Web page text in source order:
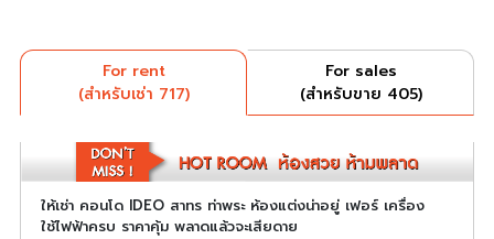
For rent
(สำหรับเช่า 717)
For sales
(สำหรับขาย 405)
ให้เช่า คอนโด IDEO สาทร ท่าพระ ห้องแต่งน่าอยู่ เฟอร์ เครื่อง
ใช้ไฟฟ้าครบ ราคาคุ้ม พลาดแล้วจะเสียดาย